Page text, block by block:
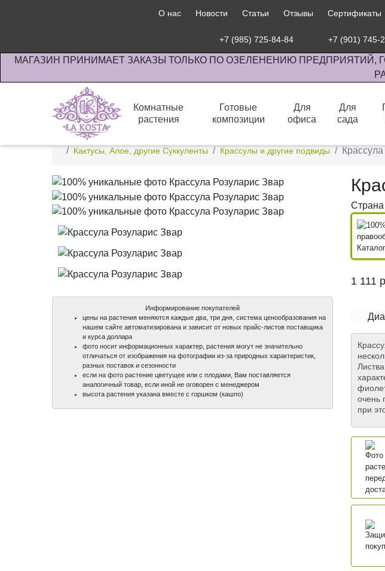
О нас Новости Статьи Отзывы Сертификаты
+7 (985) 725-84-84 +7 (901) 745-
МАГАЗИН ПРИНИМАЕТ ЗАКАЗЫ ТОЛЬКО ПО ОЗЕЛЕНЕНИЮ
Комнатные
растения
Готовые
композиции
Для
офиса
Для
сада
Интернет-магазин по озеленению предприятии офисов комнатными
Кактусы, Алое, другие Суккуленты
Крассулы и другие подвиды
Информирование покупателей
цены на растения меняются каждые два, три дня, система ценообразования на
нашем сайте автоматизирована и зависит от новых прайс-листов поставщика
и курса доллара
фото носит информационных характер, растения могут не значительно
отличаться от изображения на фотографии из-за природных характеристик,
разных поставок и сезонности
если на фото растение цветущее или с плодами, Вам поставляется
аналогичный товар, если иной не оговорен с менеджером
высота растения указана вместе с горшком (кашпо)
1 111
очень
при